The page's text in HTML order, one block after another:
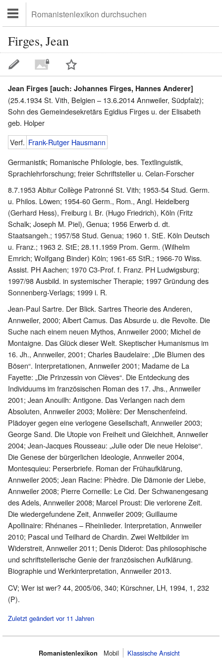
Firges, Jean
Jean Firges [auch: Johannes Firges, Hannes Anderer]
(25.4.1934 St. Vith, Belgien – 13.6.2014 Annweiler, Südpfalz);
Sohn des Gemeindesekretärs Egidius Firges u. der Elisabeth
geb. Holper
Verf. Frank-Rutger Hausmann
Germanistik; Romanische Philologie, bes. Textlinguistik,
Sprachlehrforschung; freier Schriftsteller u. Celan-Forscher
8.7.1953 Abitur Collège Patronné St. Vith; 1953-54 Stud. Germ.
u. Philos. Löwen; 1954-60 Germ., Rom., Angl. Heidelberg
(Gerhard Hess), Freiburg i. Br. (Hugo Friedrich), Köln (Fritz
Schalk; Joseph M. Piel), Genua; 1956 Erwerb d. dt.
Staatsangeh.; 1957/58 Stud. Genua; 1960 1. StE. Köln Deutsch
u. Franz.; 1963 2. StE; 28.11.1959 Prom. Germ. (Wilhelm
Emrich; Wolfgang Binder) Köln; 1961-65 StR.; 1966-70 Wiss.
Assist. PH Aachen; 1970 C3-Prof. f. Franz. PH Ludwigsburg;
1997/98 Ausbild. in systemischer Therapie; 1997 Gründung des
Sonnenberg-Verlags; 1999 i. R.
Jean-Paul Sartre. Der Blick. Sartres Theorie des Anderen,
Annweiler, 2000; Albert Camus. Das Absurde u. die Revolte. Die
Suche nach einem neuen Mythos, Annweiler 2000; Michel de
Montaigne. Das Glück dieser Welt. Skeptischer Humanismus im
16. Jh., Annweiler, 2001; Charles Baudelaire: „Die Blumen des
Bösen“. Interpretationen, Annweiler 2001; Madame de La
Fayette: „Die Prinzessin von Clèves“. Die Entdeckung des
Individuums im französischen Roman des 17. Jhs., Annweiler
2001; Jean Anouilh: Antigone. Das Verlangen nach dem
Absoluten, Annweiler 2003; Molière: Der Menschenfeind.
Plädoyer gegen eine verlogene Gesellschaft, Annweiler 2003;
George Sand. Die Utopie von Freiheit und Gleichheit, Annweiler
2004; Jean-Jacques Rousseau: „Julie oder Die neue Heloise“.
Die Genese der bürgerlichen Ideologie, Annweiler 2004,
Montesquieu: Perserbriefe. Roman der Frühaufklärung,
Annweiler 2005; Jean Racine: Phèdre. Die Dämonie der Liebe,
Annweiler 2008; Pierre Corneille: Le Cid. Der Schwanengesang
des Adels, Annweiler 2008; Marcel Proust: Die verlorene Zeit.
Die wiedergefundene Zeit, Annweiler 2009; Guillaume
Apollinaire: Rhénanes – Rheinlieder. Interpretation, Annweiler
2010; Pascal und Teilhard de Chardin. Zwei Weltbilder im
Widerstreit, Annweiler 2011; Denis Diderot: Das philosophische
und schriftstellerische Genie der französischen Aufklärung.
Biographie und Werkinterpretation, Annweiler 2013.
CV; Wer ist wer? 44, 2005/06, 340; Kürschner, LH, 1994, 1, 232
(P).
Zuletzt geändert vor 11 Jahren
Romanistenlexikon Mobil‌
Klassische Ansicht